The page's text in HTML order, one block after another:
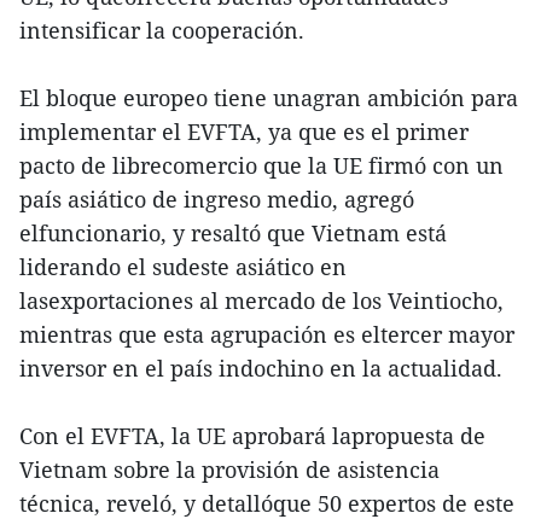
intensificar la cooperación.
El bloque europeo tiene unagran ambición para
implementar el EVFTA, ya que es el primer
pacto de librecomercio que la UE firmó con un
país asiático de ingreso medio, agregó
elfuncionario, y resaltó que Vietnam está
liderando el sudeste asiático en
lasexportaciones al mercado de los Veintiocho,
mientras que esta agrupación es eltercer mayor
inversor en el país indochino en la actualidad.
Con el EVFTA, la UE aprobará lapropuesta de
Vietnam sobre la provisión de asistencia
técnica, reveló, y detallóque 50 expertos de este